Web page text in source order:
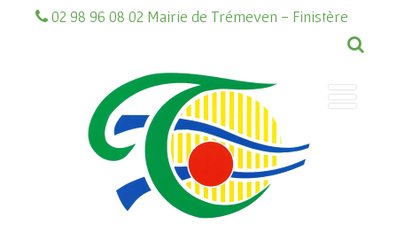
02 98 96 08 02 Mairie de Trémeven - Finistère